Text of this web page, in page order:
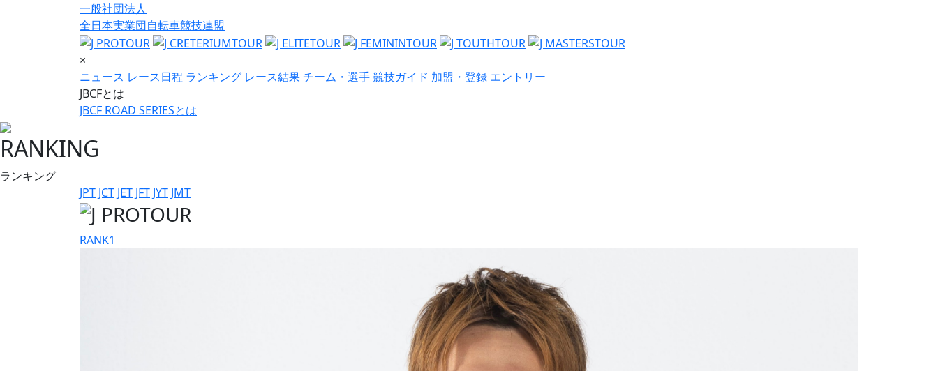
一般社団法人
全日本実業団自転車競技連盟
×
ニュース レース日程 ランキング レース結果チーム・選手競技ガイド 加盟・登録 エントリー
JBCFとは
JBCF ROAD SERIESとは
RANKING
ランキング
JPT JCT JET JFT JYT JMT
RANK1